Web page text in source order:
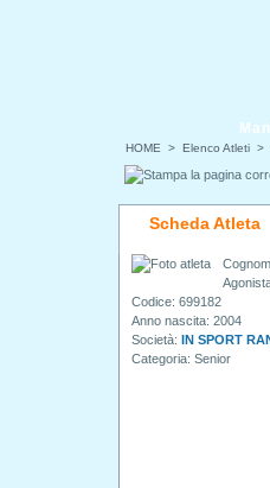
HOME > Elenco Atleti >
Scheda Atleta
Codice: 699182
Anno nascita: 2004
Società: IN SPORT
Categoria: Senior